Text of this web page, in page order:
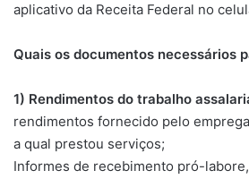
aplicativo da Receita Federal no
Quais os documentos necessários
1) Rendimentos do trabalho
rendimentos fornecido pelo
a qual prestou serviços;
Informes de recebimento pró-